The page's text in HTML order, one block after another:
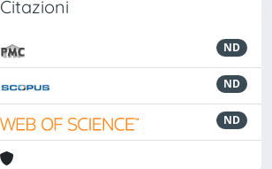
Citazioni
ND
ND
ND